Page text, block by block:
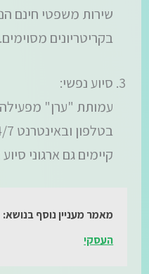
שירות משפטי חינם
בקריטריונים מסוימים.
סיוע נפשי:
עמותת "ערן" מפעילה
בטלפון ובאינטרנט 24/7 .
קיימים גם ארגוני
מאמר מעניין נוסף בנושא:
העסקי